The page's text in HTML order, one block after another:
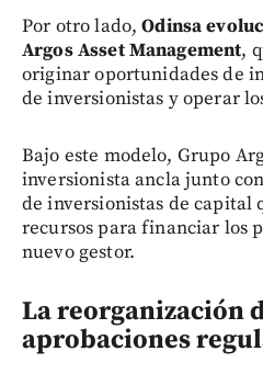
Por otro lado,Odinsa
Argos Asset Management,
originar oportunidades de
de inversionistas y operar
Bajo este modelo, Grupo
inversionista ancla junto
de inversionistas de capital
recursos para financiar los
nuevo gestor.
La reorganización
aprobaciones